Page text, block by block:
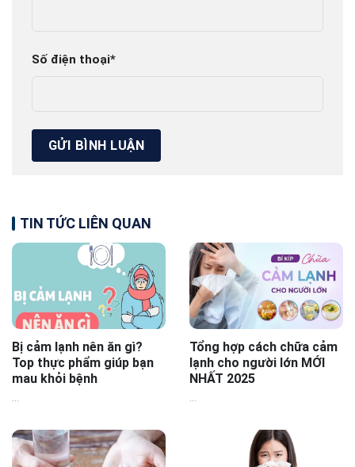
Số điện thoại*
TIN TỨC LIÊN QUAN
Bị cảm lạnh nên ăn gì?
Top thực phẩm giúp bạn
mau khỏi bệnh
...
Tổng hợp cách chữa cảm
lạnh cho người lớn MỚI
NHẤT 2025
...